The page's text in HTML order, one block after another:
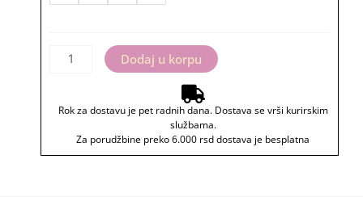
život
promenim"
količina
Dodaj u korpu
Rok za dostavu je pet radnih dana. Dostava se vrši kurirskim
službama.
Za porudžbine preko 6.000 rsd dostava je besplatna